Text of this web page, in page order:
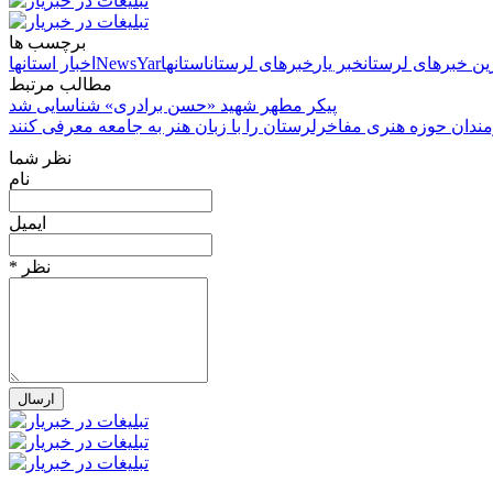
برچسب ها
اخبار استانها NewsYar خبرهای لرستانخبر یار خبرهای لرستاناستانها
مطالب مرتبط
پیکر مطهر شهید «حسن برادری» شناسایی شد
حوزه هنری مفاخرلرستان را با زبان هنر به جامعه معرفی کنند
نظر شما
نام
ایمیل
* نظر